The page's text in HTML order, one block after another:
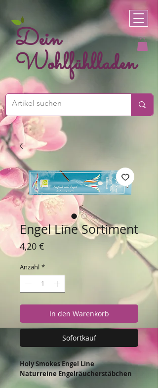
Dein
Wohlfühlladen
Engel Line Sortiment
4,20 €
Anzahl *
In den Warenkorb
Sofortkauf
Holy Smokes Engel Line
Naturreine Engelräucherstäbchen